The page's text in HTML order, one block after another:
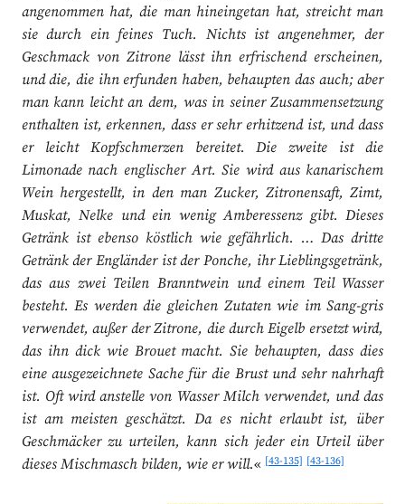
angenommen hat, die man hineingetan hat, streicht man
sie durch ein feines Tuch. Nichts ist angenehmer, der
Geschmack von Zitrone lässt ihn erfrischend erscheinen,
und die, die ihn erfunden haben, behaupten das auch; aber
man kann leicht an dem, was in seiner Zusammensetzung
enthalten ist, erkennen, dass er sehr erhitzend ist, und dass
er leicht Kopfschmerzen bereitet. Die zweite ist die
Limonade nach englischer Art. Sie wird aus kanarischem
Wein hergestellt, in den man Zucker, Zitronensaft, Zimt,
Muskat, Nelke und ein wenig Amberessenz gibt. Dieses
Getränk ist ebenso köstlich wie gefährlich. … Das dritte
Getränk der Engländer ist der Ponche, ihr Lieblingsgetränk,
das aus zwei Teilen Branntwein und einem Teil Wasser
besteht. Es werden die gleichen Zutaten wie im Sang-gris
verwendet, außer der Zitrone, die durch Eigelb ersetzt wird,
das ihn dick wie Brouet macht. Sie behaupten, dass dies
eine ausgezeichnete Sache für die Brust und sehr nahrhaft
ist. Oft wird anstelle von Wasser Milch verwendet, und das
ist am meisten geschätzt. Da es nicht erlaubt ist, über
Geschmäcker zu urteilen, kann sich jeder ein Urteil über
dieses Mischmasch bilden, wie er will.«[43-135] [43-136]